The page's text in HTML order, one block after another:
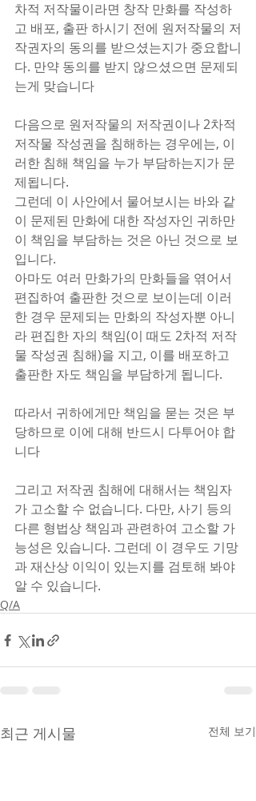
차적 저작물이라면 창작 만화를 작성하
고 배포, 출판 하시기 전에 원저작물의 저
작권자의 동의를 받으셨는지가 중요합니
다. 만약 동의를 받지 않으셨으면 문제되
는게 맞습니다
다음으로 원저작물의 저작권이나 2차적
저작물 작성권을 침해하는 경우에는, 이
러한 침해 책임을 누가 부담하는지가 문
제됩니다.
그런데 이 사안에서 물어보시는 바와 같
이 문제된 만화에 대한 작성자인 귀하만
이 책임을 부담하는 것은 아닌 것으로 보
입니다.
아마도 여러 만화가의 만화들을 엮어서
편집하여 출판한 것으로 보이는데 이러
한 경우 문제되는 만화의 작성자뿐 아니
라 편집한 자의 책임(이 때도 2차적 저작
물 작성권 침해)을 지고, 이를 배포하고
출판한 자도 책임을 부담하게 됩니다.
따라서 귀하에게만 책임을 묻는 것은 부
당하므로 이에 대해 반드시 다투어야 합
니다
그리고 저작권 침해에 대해서는 책임자
가 고소할 수 없습니다. 다만, 사기 등의
다른 형법상 책임과 관련하여 고소할 가
능성은 있습니다. 그런데 이 경우도 기망
과 재산상 이익이 있는지를 검토해 봐야
알 수 있습니다.
Q/A
최근 게시물 전체 보기